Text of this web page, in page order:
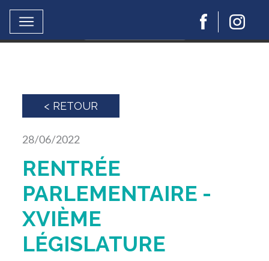
déposer un cookie à des fins de mesure d'audience..
< RETOUR
28/06/2022
RENTRÉE
PARLEMENTAIRE -
XVIÈME
LÉGISLATURE